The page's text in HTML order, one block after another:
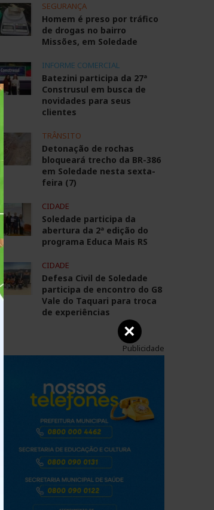
SEGURANÇA
Homem é preso por tráfico
de drogas no bairro
Missões, em Soledade
INFORME COMERCIAL
Batezini participa da 27ª
Construsul em busca de
novidades para seus
clientes
TRÂNSITO
Detonação de rochas
bloqueará trecho da BR-386
em Soledade nesta sexta-
feira (7)
CIDADE
Soledade participa da
abertura da 2ª edição do
programa Educa Mais RS
CIDADE
Defesa Civil de Soledade
participa de encontro do G8
Vale do Taquari para troca
de experiências
Publicidade
×